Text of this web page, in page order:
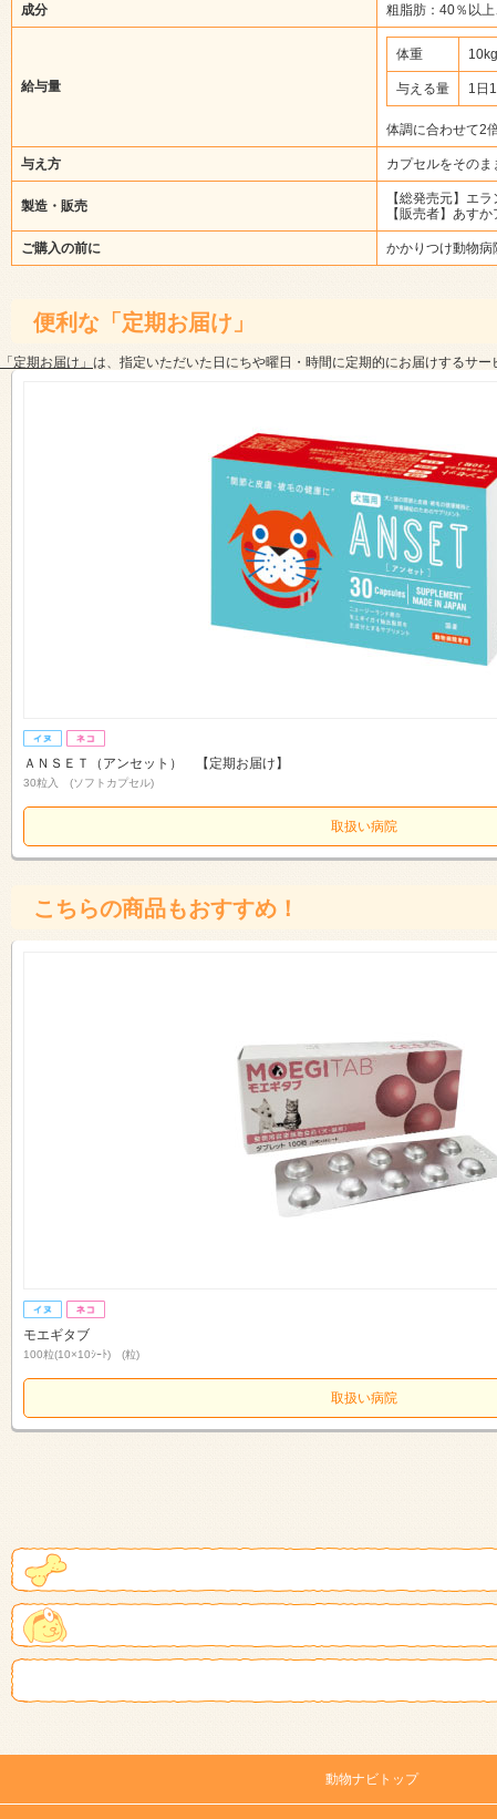
成分 粗脂肪：40％以
給与量
体重
与える量 1日
体調に合わせて2
与え方 カプセルをそのま
製造・販売
【総発売元】エ
【販売者】あす
ご購入の前に かかりつけ動物病
便利な「定期お届け」
「定期お届け」 は、指定いただいた日にちや曜日・時間に定期的にお届けするサー
ＡＮＳＥＴ（アンセット） 【定期お届け】
30粒入 (ソフトカプセル)
取扱い病院
こちらの商品もおすすめ！
モエギタブ
100粒(10×10ｼｰﾄ) (粒)
取扱い病院
動物ナビトップ